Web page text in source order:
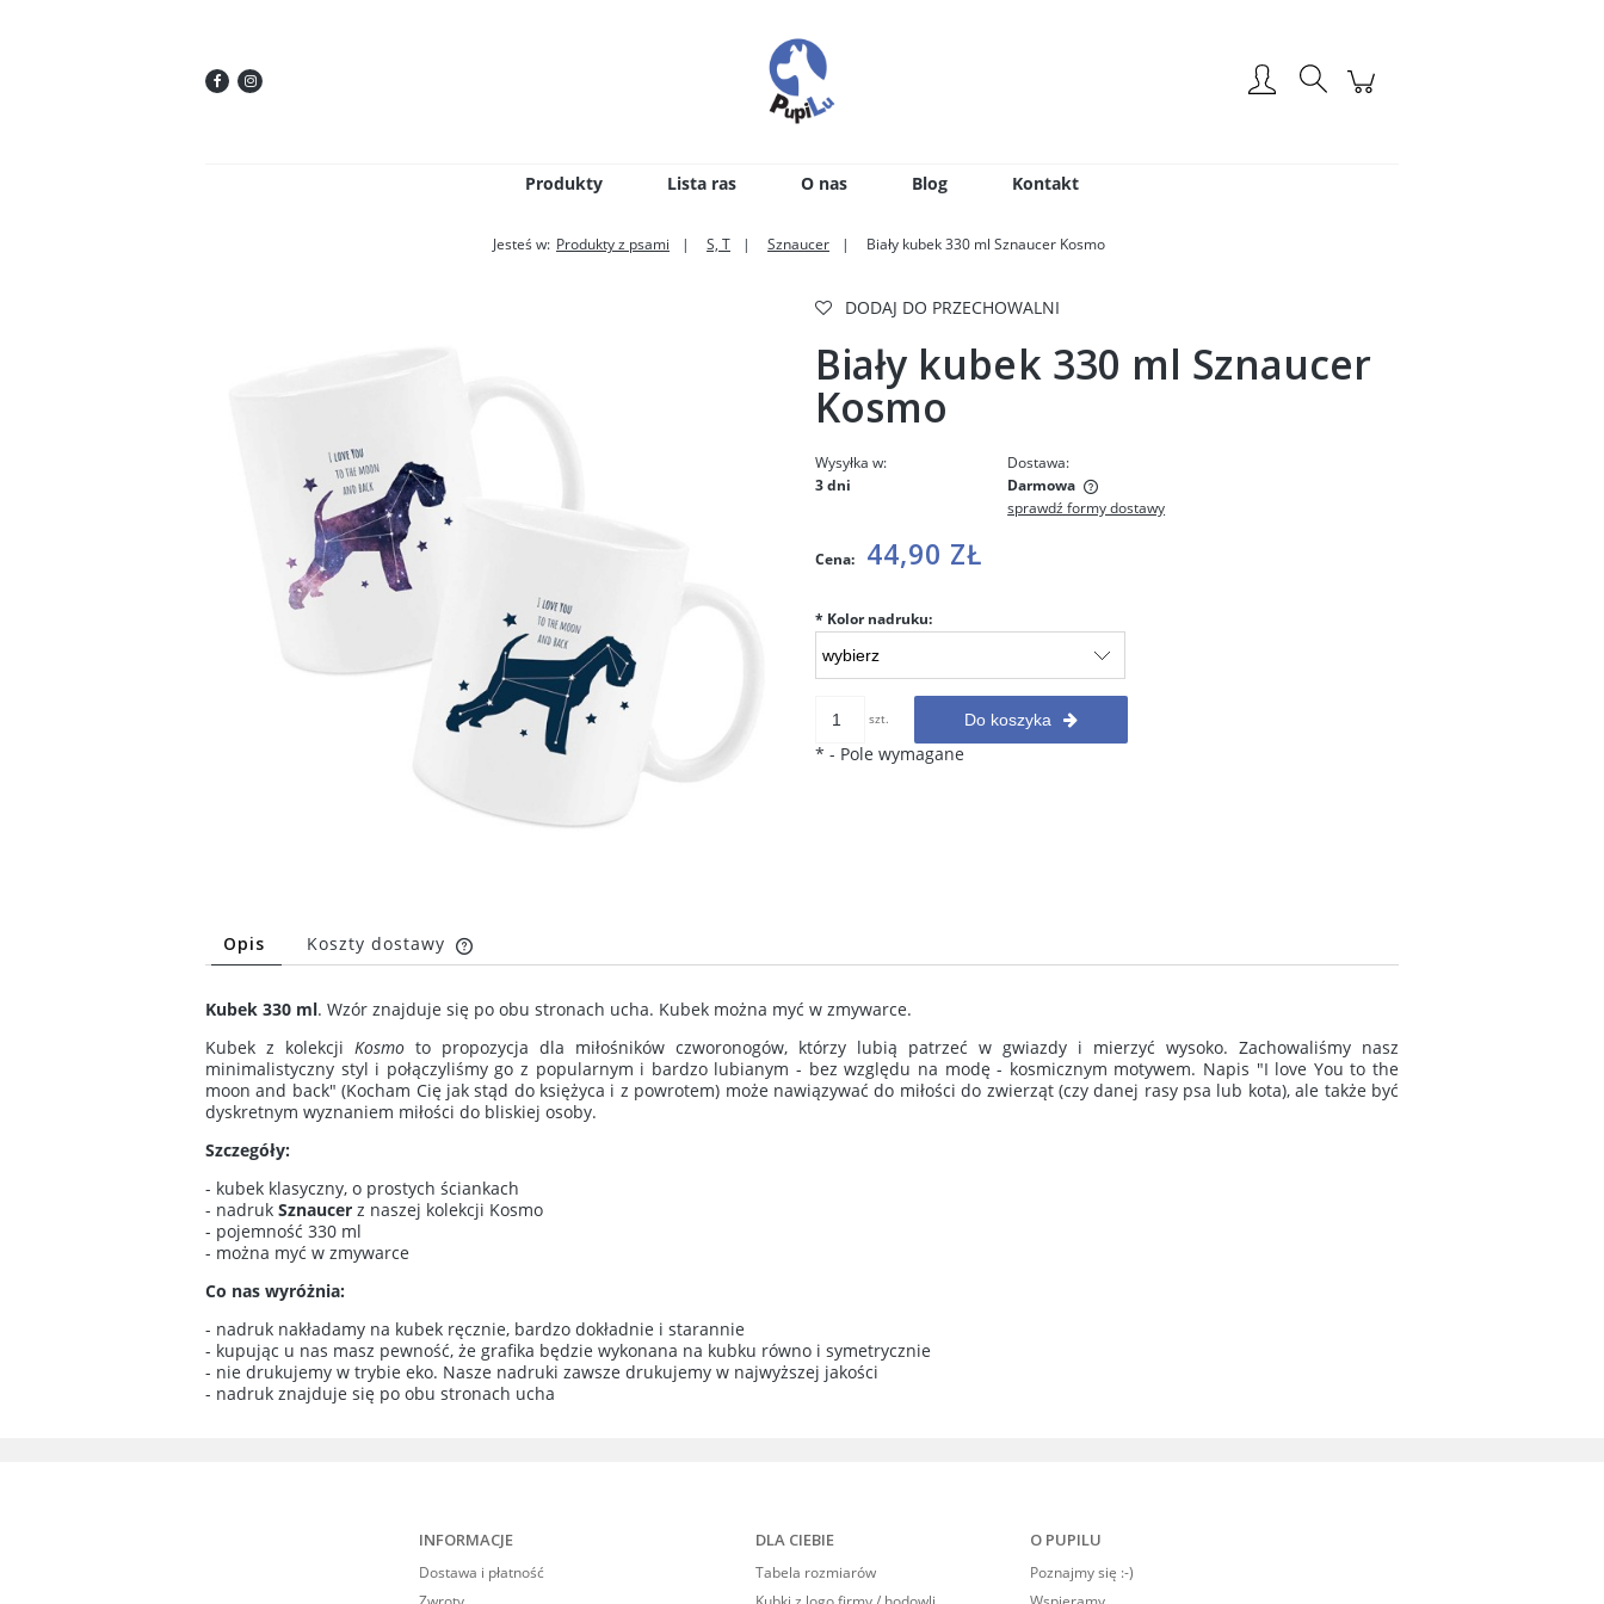
Produkty Lista ras O nas Blog Kontakt
Jesteś w: Produkty z psami S, T Sznaucer Biały kubek 330 ml Sznaucer Kosmo
DODAJ DO PRZECHOWALNI
Biały kubek 330 ml Sznaucer
Kosmo
Wysyłka w:
3 dni
Dostawa:
Darmowa
kosztów płatności
sprawdź formy dostawy
Cena: 44,90 ZŁ
* Kolor nadruku:
szt. Do koszyka
* - Pole wymagane
Opis Koszty dostawy
Cena nie zawiera ewentualnych
Kubek 330 ml. Wzór znajduje się po obu stronach ucha. Kubek można myć w zmywarce.
Kubek z kolekcji Kosmo to propozycja dla miłośników czworonogów, którzy lubią patrzeć w gwiazdy i mierzyć wysoko. Zachowaliśmy nasz
minimalistyczny styl i połączyliśmy go z popularnym i bardzo lubianym - bez względu na modę - kosmicznym motywem. Napis "I love You to the
moon and back" (Kocham Cię jak stąd do księżyca i z powrotem) może nawiązywać do miłości do zwierząt (czy danej rasy psa lub kota), ale także być
dyskretnym wyznaniem miłości do bliskiej osoby.
Szczegóły:
- kubek klasyczny, o prostych ściankach
- nadruk Sznaucer z naszej kolekcji Kosmo
- pojemność 330 ml
- można myć w zmywarce
Co nas wyróżnia:
- nadruk nakładamy na kubek ręcznie, bardzo dokładnie i starannie
- kupując u nas masz pewność, że grafika będzie wykonana na kubku równo i symetrycznie
- nie drukujemy w trybie eko. Nasze nadruki zawsze drukujemy w najwyższej jakości
- nadruk znajduje się po obu stronach ucha
INFORMACJE
Dostawa i płatność
DLA CIEBIE
Tabela rozmiarów
O PUPILU
Poznajmy się :-)